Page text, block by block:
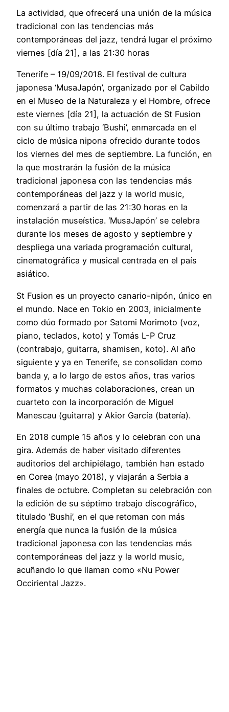
La actividad, que ofrecerá una unión de la música
tradicional con las tendencias más
contemporáneas del jazz, tendrá lugar el próximo
viernes [día 21], a las 21:30 horas
Tenerife – 19/09/2018. El festival de cultura
japonesa ‘MusaJapón’, organizado por el Cabildo
en el Museo de la Naturaleza y el Hombre, ofrece
este viernes [día 21], la actuación de St Fusion
con su último trabajo ‘Bushi’, enmarcada en el
ciclo de música nipona ofrecido durante todos
los viernes del mes de septiembre. La función, en
la que mostrarán la fusión de la música
tradicional japonesa con las tendencias más
contemporáneas del jazz y la world music,
comenzará a partir de las 21:30 horas en la
instalación museística. ‘MusaJapón’ se celebra
durante los meses de agosto y septiembre y
despliega una variada programación cultural,
cinematográfica y musical centrada en el país
asiático.
St Fusion es un proyecto canario-nipón, único en
el mundo. Nace en Tokio en 2003, inicialmente
como dúo formado por Satomi Morimoto (voz,
piano, teclados, koto) y Tomás L-P Cruz
(contrabajo, guitarra, shamisen, koto). Al año
siguiente y ya en Tenerife, se consolidan como
banda y, a lo largo de estos años, tras varios
formatos y muchas colaboraciones, crean un
cuarteto con la incorporación de Miguel
Manescau (guitarra) y Akior García (batería).
En 2018 cumple 15 años y lo celebran con una
gira. Además de haber visitado diferentes
auditorios del archipiélago, también han estado
en Corea (mayo 2018), y viajarán a Serbia a
finales de octubre. Completan su celebración con
la edición de su séptimo trabajo discográfico,
titulado ‘Bushi’, en el que retoman con más
energía que nunca la fusión de la música
tradicional japonesa con las tendencias más
contemporáneas del jazz y la world music,
acuñando lo que llaman como «Nu Power
Occiriental Jazz».